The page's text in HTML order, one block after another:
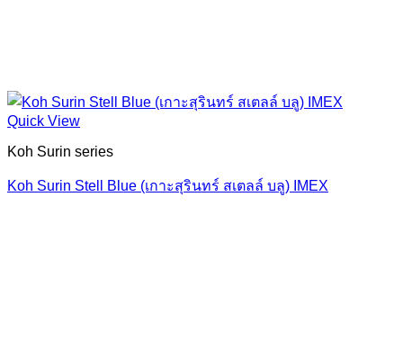
Quick View
Koh Surin series
Koh Surin Stell Blue (เกาะสุรินทร์ สเตลล์ บลู) IMEX